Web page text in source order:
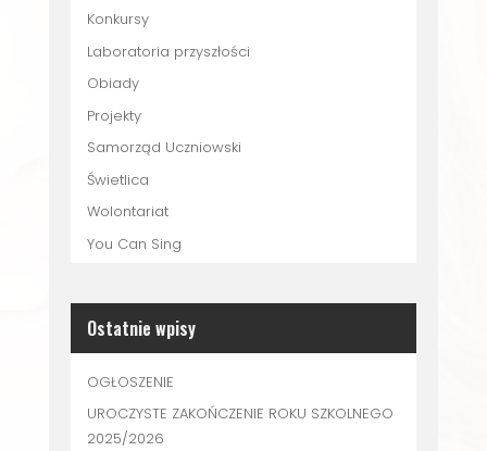
Konkursy
Laboratoria przyszłości
Obiady
Projekty
Samorząd Uczniowski
Świetlica
Wolontariat
You Can Sing
Ostatnie wpisy
OGŁOSZENIE
UROCZYSTE ZAKOŃCZENIE ROKU SZKOLNEGO
2025/2026